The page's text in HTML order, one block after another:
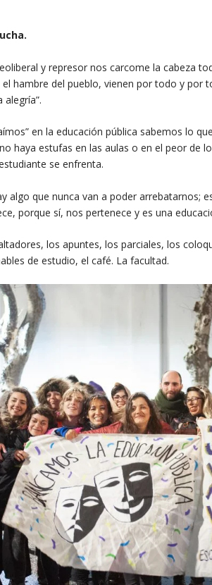
y represor nos carcome la cabeza
hambre del pueblo, vienen por todo y por
alegría”.
en la educación pública sabemos lo
haya estufas en las aulas o en el peor de
se enfrenta.
algo que nunca van a poder arrebatarnos;
porque sí, nos pertenece y es una
los apuntes, los parciales, los
de estudio, el café. La facultad.